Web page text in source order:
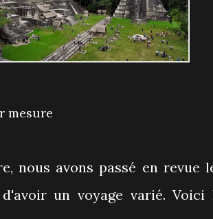
mesure
nous avons passé en revue
un voyage varié. Voici